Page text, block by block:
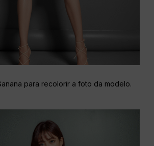
para recolorir a foto da modelo.